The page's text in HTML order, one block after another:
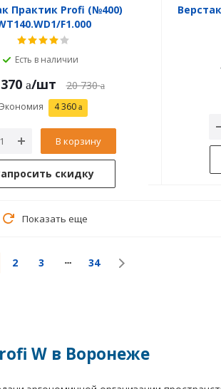
Практик Profi (№400)
F1.000
Есть в наличии
/шт 20 730
Экономия 4 360
В корзину
скидку
Показать еще
2 3 34
W в Воронеже